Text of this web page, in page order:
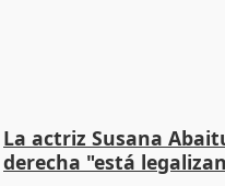
La actriz Susana
derecha "está